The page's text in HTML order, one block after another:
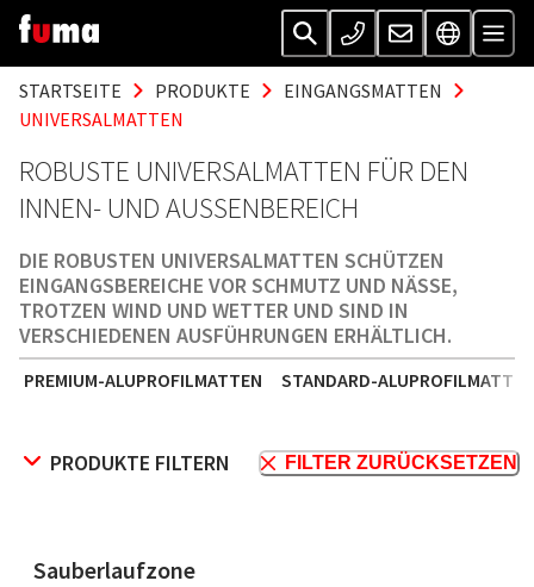
STARTSEITE PRODUKTE
EINGANGSMATTEN
UNIVERSALMATTEN
ROBUSTE UNIVERSALMATTEN FÜR DEN
INNEN- UND AUSSENBEREICH
DIE ROBUSTEN UNIVERSALMATTEN SCHÜTZEN
EINGANGSBEREICHE VOR SCHMUTZ UND NÄSSE,
TROTZEN WIND UND WETTER UND SIND IN
VERSCHIEDENEN AUSFÜHRUNGEN ERHÄLTLICH.
PREMIUM-ALUPROFILMATTEN STANDARD-ALUPROFILMATTEN
PRODUKTE FILTERN FILTER ZURÜCKSETZEN
Sauberlaufzone